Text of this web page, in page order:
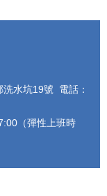
水坑19號 電話：
（彈性上班時